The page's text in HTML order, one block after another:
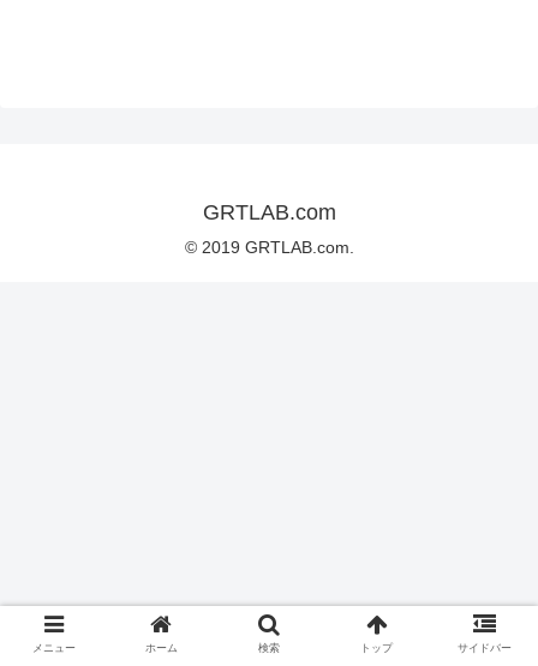
GRTLAB.com
© 2019 GRTLAB.com.
メニュー ホーム 検索 トップ サイドバー